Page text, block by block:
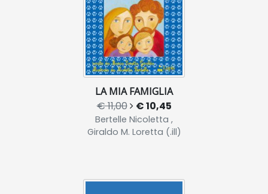
LA MIA FAMIGLIA
€ 11,00 € 10,45
Bertelle Nicoletta ,
Giraldo M. Loretta (.ill)